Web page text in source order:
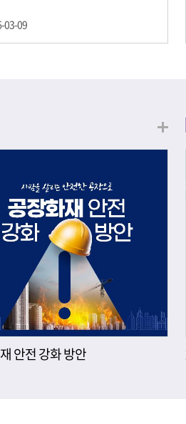
적 흐름을 보여주는 근원물가는 2.3% 상
지정학적 요인, 기상여건 등 불확실성이
03-09
안전 강화 방안